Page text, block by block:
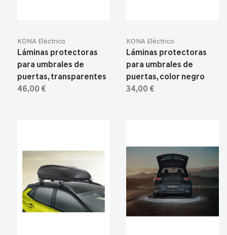
KONA Eléctrico
Láminas protectoras
para umbrales de
puertas, transparentes
46,00 €
KONA Eléctrico
Láminas protectoras
para umbrales de
puertas, color negro
34,00 €